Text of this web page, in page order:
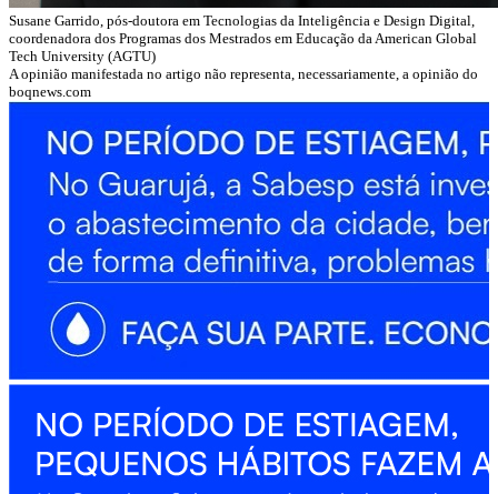
Susane Garrido, pós-doutora em Tecnologias da Inteligência e Design Digital,
coordenadora dos Programas dos Mestrados em Educação da American Global
Tech University (AGTU)
A opinião manifestada no artigo não representa, necessariamente, a opinião do
boqnews.com